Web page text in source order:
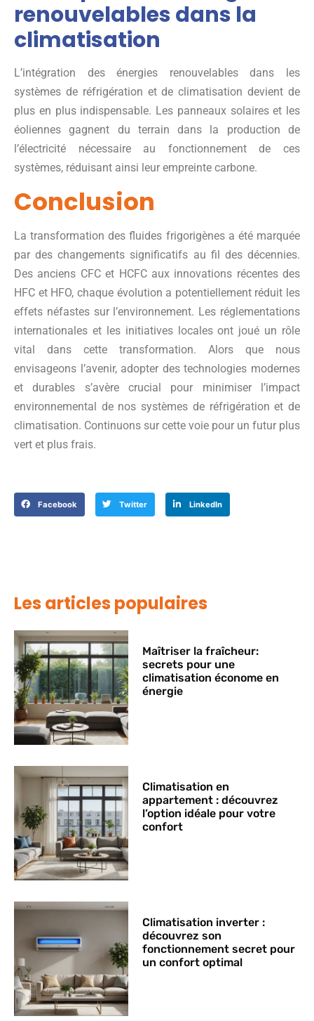
renouvelables dans la
climatisation
L’intégration des énergies renouvelables dans les
systèmes de réfrigération et de climatisation devient de
plus en plus indispensable. Les panneaux solaires et les
éoliennes gagnent du terrain dans la production de
l’électricité nécessaire au fonctionnement de ces
systèmes, réduisant ainsi leur empreinte carbone.
Conclusion
La transformation des fluides frigorigènes a été marquée
par des changements significatifs au fil des décennies.
Des anciens CFC et HCFC aux innovations récentes des
HFC et HFO, chaque évolution a potentiellement réduit les
effets néfastes sur l’environnement. Les réglementations
internationales et les initiatives locales ont joué un rôle
vital dans cette transformation. Alors que nous
envisageons l’avenir, adopter des technologies modernes
et durables s’avère crucial pour minimiser l’impact
environnemental de nos systèmes de réfrigération et de
climatisation. Continuons sur cette voie pour un futur plus
vert et plus frais.
Facebook Twitter LinkedIn
Les articles populaires
Maîtriser la fraîcheur:
secrets pour une
climatisation économe en
énergie
Climatisation en
appartement : découvrez
l’option idéale pour votre
confort
Climatisation inverter :
découvrez son
fonctionnement secret pour
un confort optimal